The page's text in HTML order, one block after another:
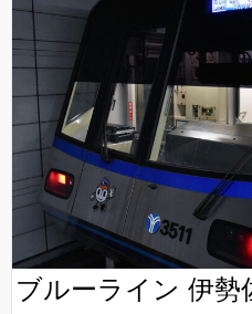
ブルーライン 伊勢